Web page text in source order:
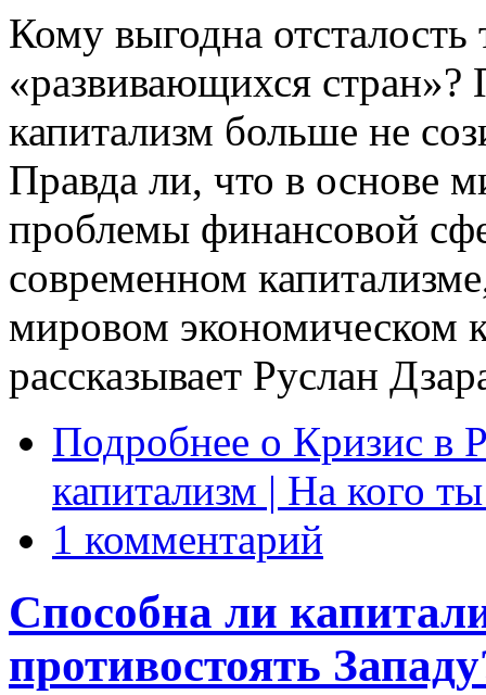
Кому выгодна
«развивающихся
капитализм больше не
Правда ли, что в основе
проблемы финансовой
современном
мировом экономическом
рассказывает Руслан
Подробнее о Кризис в
капитализм | На кого
1 комментарий
Способна ли
противостоять